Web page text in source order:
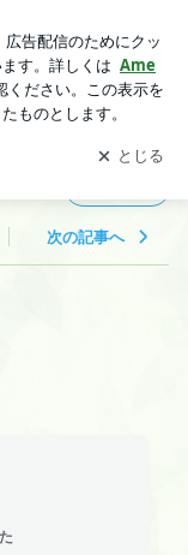
を受け取りまし
開く
次の記事へ